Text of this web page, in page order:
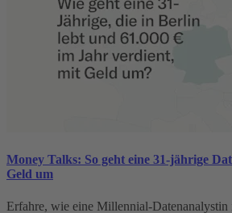
Money Talks: So geht eine 31-jährige
Geld um
Erfahre, wie eine Millennial-